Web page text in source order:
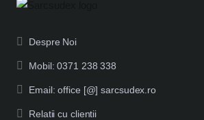
Despre Noi
Mobil: 0371 238 338
Email: office [@] sarcsudex.ro
Relatii cu clientii